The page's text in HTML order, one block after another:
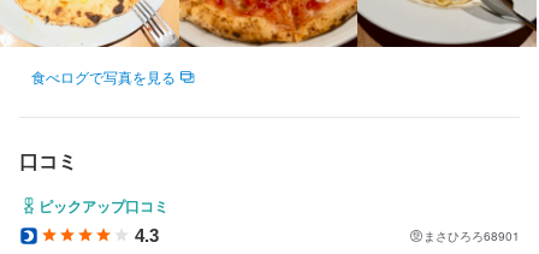
食べログで写真を見る
口コミ
ピックアップ口コミ
4.3 まさひろろ68901
由に、楽しんで仕事をしてください。そして、お客様の笑顔を共
有しましょう。
店名
勤務地
千葉県船橋市本町1-11-12 ウィンクレスト 1F
共にわくわくし、喜びを分かち合いながら成長し、稼ぎましょ
店名
Pizzeria Bar Trico 船橋店